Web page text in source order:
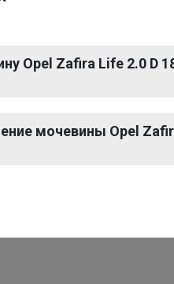
Opel Zafira Life 2.0 D
мочевины Opel